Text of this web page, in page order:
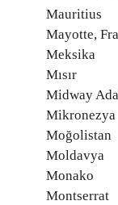
Mauritius
Mayotte,
Meksika
Mısır
Midway
Mikronezya
Moğolistan
Moldavya
Monako
Montserrat